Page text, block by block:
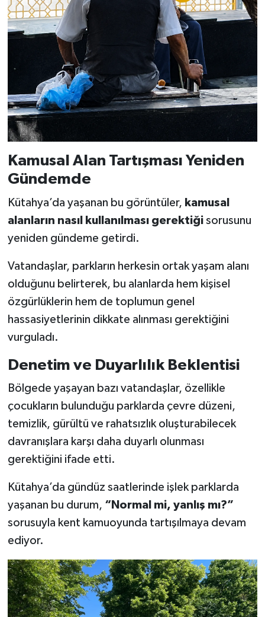
Kamusal Alan Tartışması Yeniden
Gündemde
Kütahya’da yaşanan bu görüntüler, kamusal
alanların nasıl kullanılması gerektiğisorusunu
yeniden gündeme getirdi.
Vatandaşlar, parkların herkesin ortak yaşam alanı
olduğunu belirterek, bu alanlarda hem kişisel
özgürlüklerin hem de toplumun genel
hassasiyetlerinin dikkate alınması gerektiğini
vurguladı.
Denetim ve Duyarlılık Beklentisi
Bölgede yaşayan bazı vatandaşlar, özellikle
çocukların bulunduğu parklarda çevre düzeni,
temizlik, gürültü ve rahatsızlık oluşturabilecek
davranışlara karşı daha duyarlı olunması
gerektiğini ifade etti.
Kütahya’da gündüz saatlerinde işlek parklarda
yaşanan bu durum, “Normal mi, yanlış mı?”
sorusuyla kent kamuoyunda tartışılmaya devam
ediyor.